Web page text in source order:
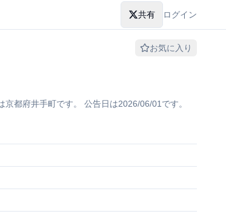
共有 ログイン
お気に入り
都府井手町です。 公告日は2026/06/01です。